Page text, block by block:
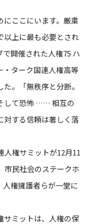
にここにいます。厳粛
以上に最も必要とされ
開催された人権75 ハ
・ターク国連人権高等
。「無秩序と分断。
して恐怖 …… 相互の
対する信頼は著しく落
人権サミットが12月11
市民社会のステークホ
権擁護者らが一堂に
サミットは、人権の保